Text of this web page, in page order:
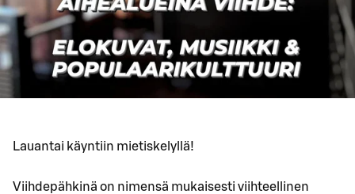
Lauantai käyntiin mietiskelyllä!
Viihdepähkinä on nimensä mukaisesti viihteellinen